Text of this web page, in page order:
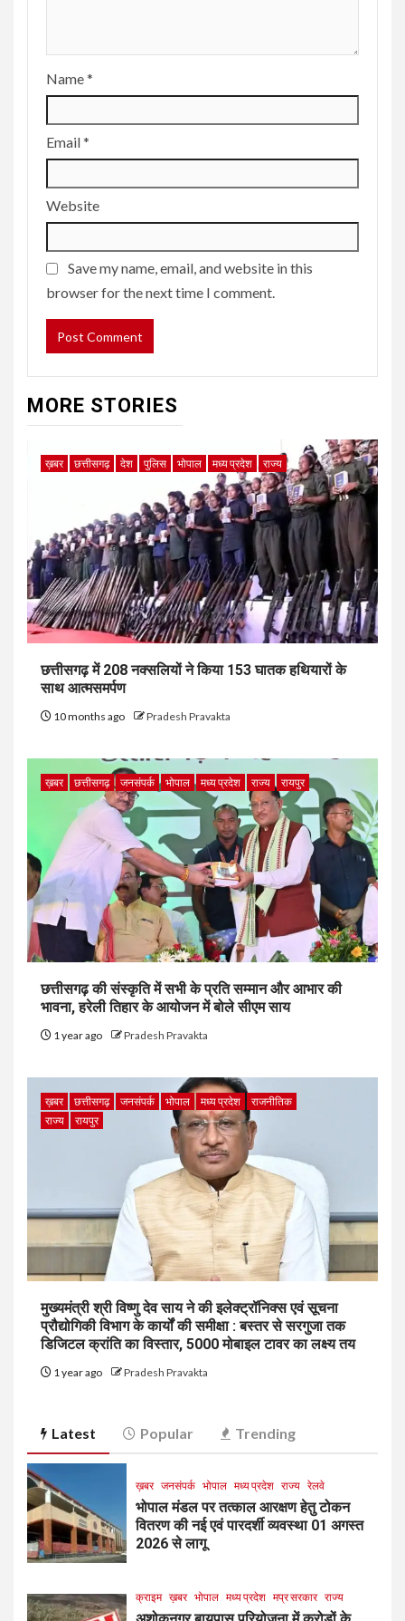
Name*
Email*
Website
Save my name, email, and website in this
browser for the next time I comment.
MORE STORIES
ख़बर छत्तीसगढ़ देश पुलिस भोपाल मध्य प्रदेश राज्य
छत्तीसगढ़ में 208 नक्सलियों ने किया 153 घातक हथियारों के
साथ आत्मसमर्पण
10 months ago Pradesh Pravakta
ख़बर छत्तीसगढ़ जनसंपर्क भोपाल मध्य प्रदेश राज्य रायपुर
छत्तीसगढ़ की संस्कृति में सभी के प्रति सम्मान और आभार की
भावना, हरेली तिहार के आयोजन में बोले सीएम साय
1 year ago Pradesh Pravakta
ख़बर छत्तीसगढ़ जनसंपर्क भोपाल मध्य प्रदेश
राजनीतिक
राज्य
रायपुर
मुख्यमंत्री श्री विष्णु देव साय ने की इलेक्ट्रॉनिक्स एवं सूचना
प्रौद्योगिकी विभाग के कार्यों की समीक्षा : बस्तर से सरगुजा तक
डिजिटल क्रांति का विस्तार, 5000 मोबाइल टावर का लक्ष्य तय
1 year ago Pradesh Pravakta
Latest Popular Trending
ख़बर जनसंपर्क भोपाल मध्य प्रदेश राज्य रेलवे
भोपाल मंडल पर तत्काल आरक्षण हेतु टोकन
वितरण की नई एवं पारदर्शी व्यवस्था 01 अगस्त
2026 से लागू
क्राइम ख़बर भोपाल मध्य प्रदेश मप्र सरकार राज्य